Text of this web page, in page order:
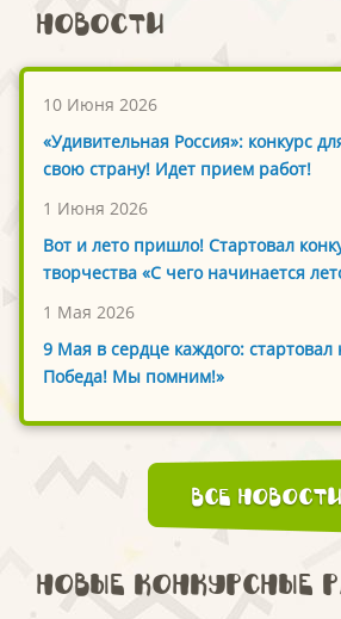
Новости
10 Июня 2026
«Удивительная Россия»: конкурс
свою страну! Идет прием работ!
1 Июня 2026
Вот и лето пришло! Стартовал
творчества «С чего начинается
1 Мая 2026
9 Мая в сердце каждого: стартовал
Победа! Мы помним!»
Все новости
Новые конкурсные